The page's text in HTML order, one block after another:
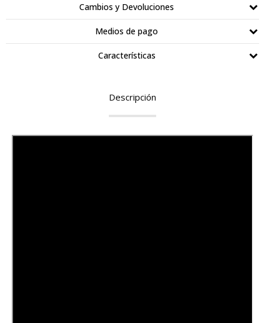
Cambios y Devoluciones
Medios de pago
Características
Descripción